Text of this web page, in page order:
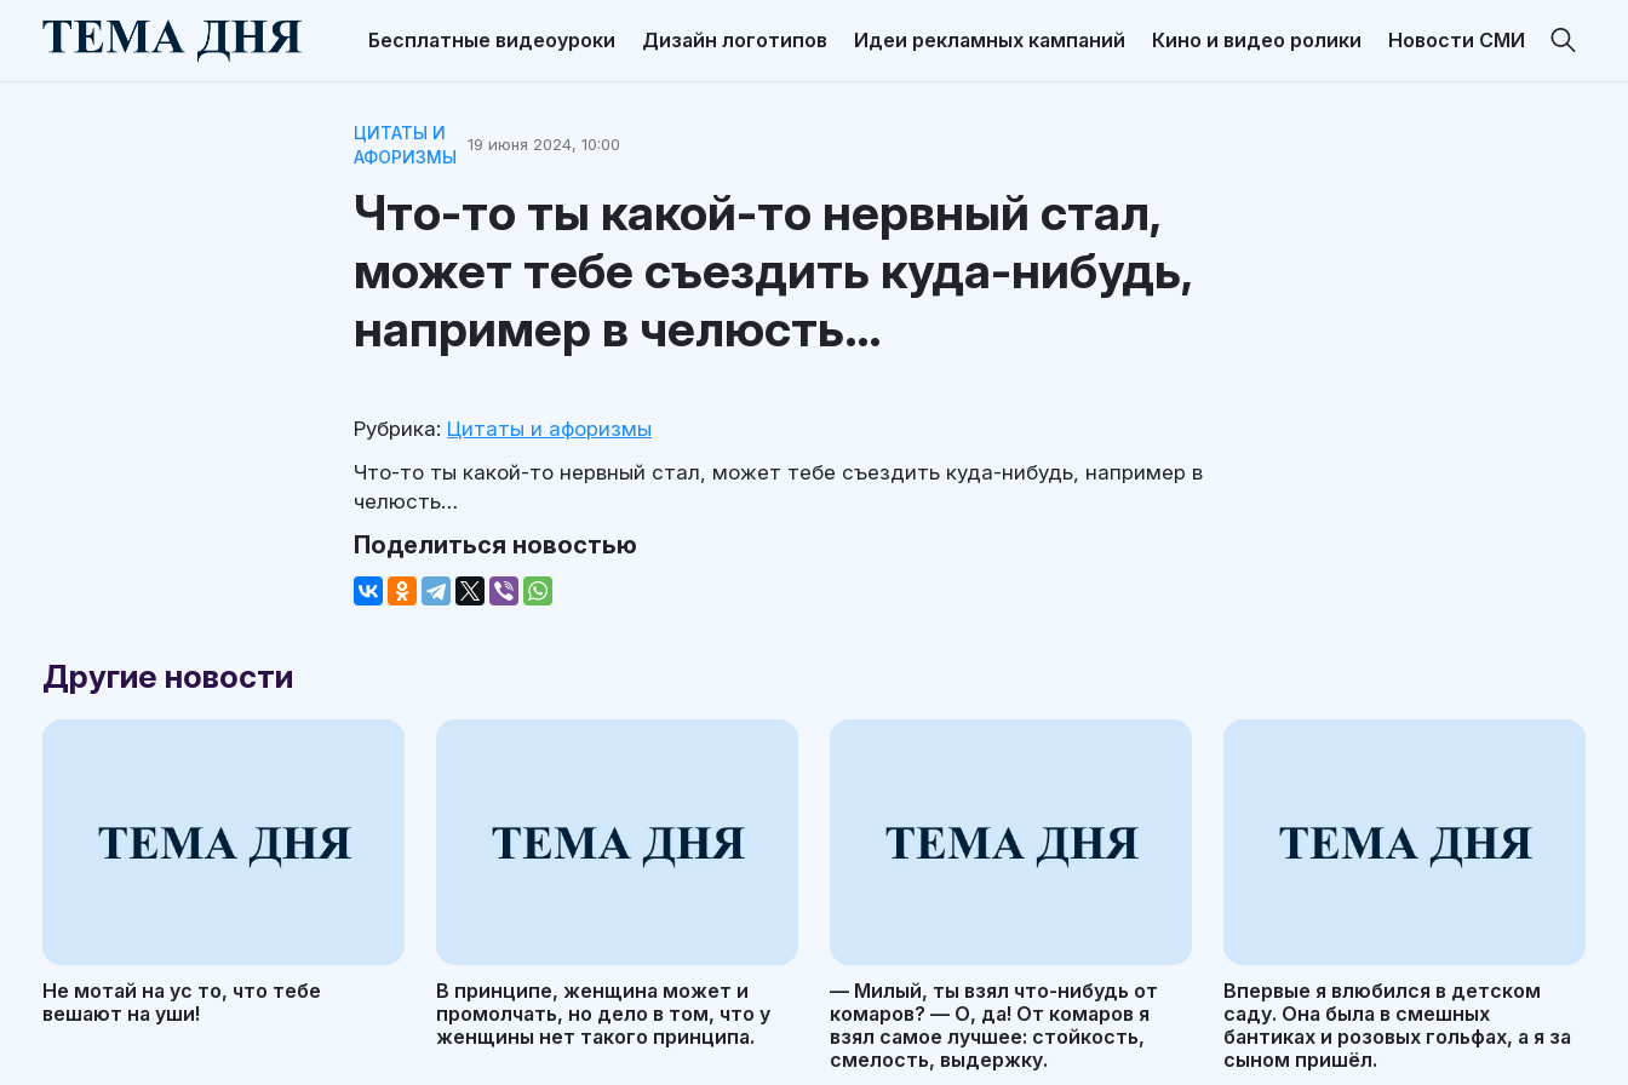
Бесплатные видеоуроки Дизайн логотипов Идеи рекламных кампаний Кино и видео ролики Новости СМИ
ЦИТАТЫ И
АФОРИЗМЫ
19 июня 2024, 10:00
Что-то ты какой-то нервный стал,
может тебе съездить куда-нибудь,
например в челюсть…
Рубрика: Цитаты и афоризмы
Что-то ты какой-то нервный стал, может тебе съездить куда-нибудь, например в
челюсть…
Поделиться новостью
Другие новости
Не мотай на ус то, что тебе
вешают на уши!
В принципе, женщина может и
промолчать, но дело в том, что у
женщины нет такого принципа.
— Милый, ты взял что-нибудь от
комаров? — О, да! От комаров я
взял самое лучшее: стойкость,
смелость, выдержку.
Впервые я влюбился в детском
саду. Она была в смешных
бантиках и розовых гольфах, а я за
сыном пришёл.